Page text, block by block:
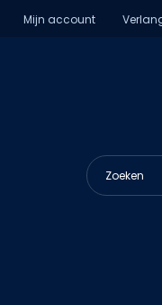
Mijn account